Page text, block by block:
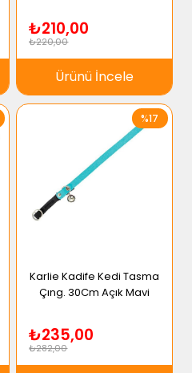
₺210,00
₺220,00
Ürünü İncele
Karlie Kadife Kedi Tasma
Çıng. 30Cm Açık Mavi
₺235,00
₺282,00
%17